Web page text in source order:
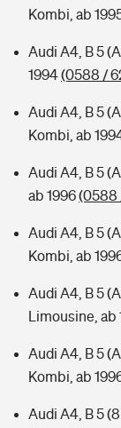
Kombi, ab
Audi A4, B 5
1994(0588 /
Audi A4, B 5
Kombi, ab
Audi A4, B 5
ab 1996(0588
Audi A4, B 5
Kombi, ab
Audi A4, B 5
Limousine, ab
Audi A4, B 5
Kombi, ab
Audi A4, B 5